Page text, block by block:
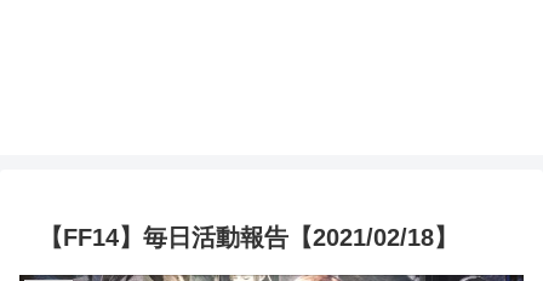
【FF14】毎日活動報告【2021/02/18】